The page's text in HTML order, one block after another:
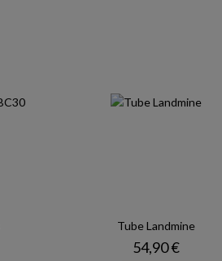
Tube Landmine
Prix
54,90 €